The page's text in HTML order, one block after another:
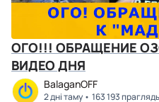
ОГО!!! ОБРАЩЕНИЕ
ВИДЕО ДНЯ
BalaganOFF
2 дні таму 163 193